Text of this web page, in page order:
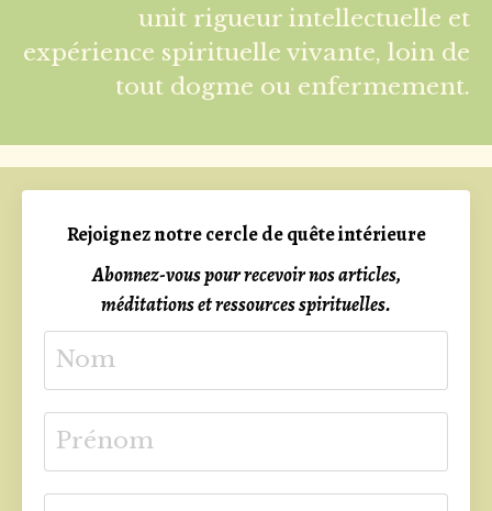
unit rigueur intellectuelle et
expérience spirituelle vivante, loin de
tout dogme ou enfermement.
Rejoignez notre cercle de quête intérieure
Abonnez-vous pour recevoir nos articles,
méditations et ressources spirituelles.